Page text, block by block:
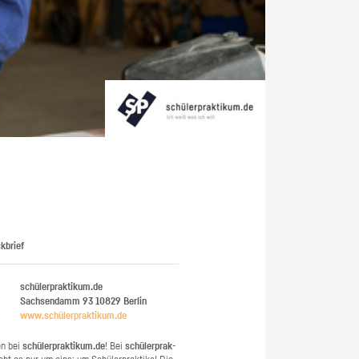
schülerpraktikum.de
Sachsendamm 93 10829 Berlin
www.​schüler​prak​tiku​m.​de
beischü­ler­prak­ti­kum.de! Beischü­ler­prak­